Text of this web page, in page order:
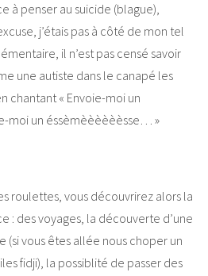
à penser au suicide (blague),
j’étais pas à côté de mon tel
il n’est pas censé savoir
une autiste dans le canapé les
chantant « Envoie-moi un
moi un éssèmèèèèèèsse… »
roulettes, vous découvrirez alors la
: des voyages, la découverte d’une
vous êtes allée nous choper un
fidji), la possiblité de passer des